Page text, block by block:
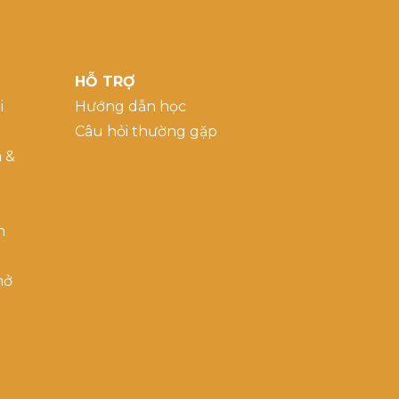
&
HỖ TRỢ
Hướng dẫn học
Câu hỏi thường gặp